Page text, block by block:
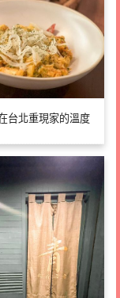
台北重現家的溫度